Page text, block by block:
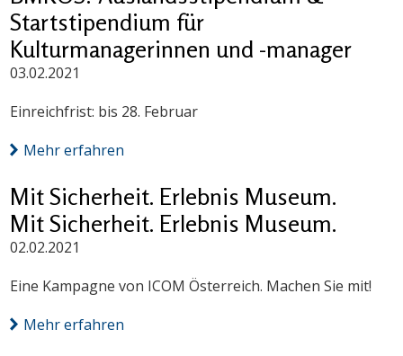
Startstipendium für
Kulturmanagerinnen und -manager
03.02.2021
Einreichfrist: bis 28. Februar
Mehr erfahren
Mit Sicherheit. Erlebnis Museum.
Mit Sicherheit. Erlebnis Museum.
02.02.2021
Eine Kampagne von ICOM Österreich. Machen Sie mit!
Mehr erfahren